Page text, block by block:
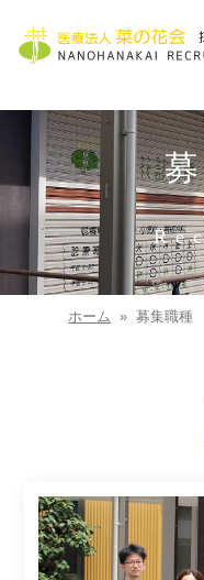
施設見学
ホーム 募集職種